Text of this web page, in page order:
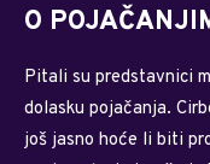
O
Pitali su predstavnici
dolasku pojačanja.
još jasno hoće li biti